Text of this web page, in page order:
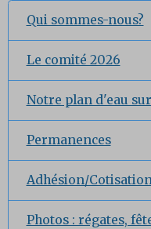
Qui sommes-nous?
Le comité 2026
Notre plan d'eau
Permanences
Adhésion/
Photos : régates,